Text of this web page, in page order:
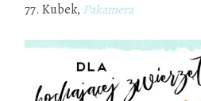
77. Kubek, Pakamera